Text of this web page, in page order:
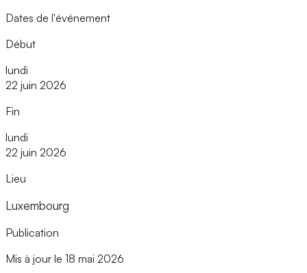
Dates de l'événement
Début
lundi
22 juin 2026
Fin
lundi
22 juin 2026
Lieu
Luxembourg
Publication
Mis à jour le 18 mai 2026